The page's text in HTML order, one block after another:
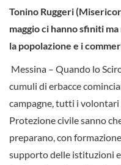
Tonino Ruggeri
maggio ci hanno sfiniti
la popolazione e i
Messina – Quando lo
cumuli di erbacce
campagne, tutti i
Protezione civile sanno
preparano, con
supporto delle istituzioni e